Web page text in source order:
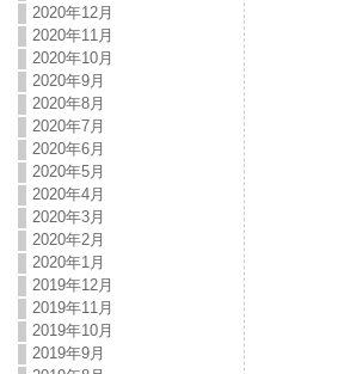
2020年12月
2020年11月
2020年10月
2020年9月
2020年8月
2020年7月
2020年6月
2020年5月
2020年4月
2020年3月
2020年2月
2020年1月
2019年12月
2019年11月
2019年10月
2019年9月